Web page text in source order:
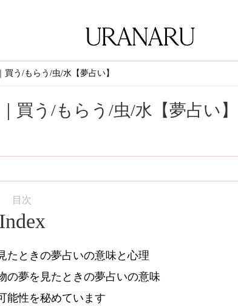
う/もらう/虫/水【夢占い】
買う/もらう/虫/水【夢占い】
目次
Index
たときの夢占いの意味と心理
の夢を見たときの夢占いの意味
能性を秘めています